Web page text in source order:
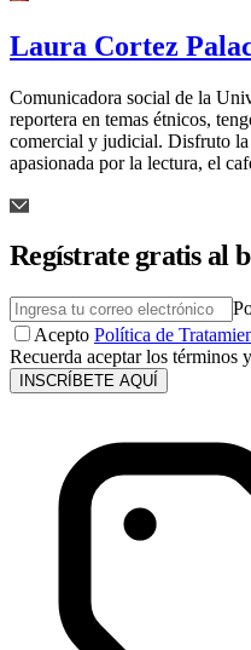
Laura Cortez
Comunicadora social de la
reportera en temas étnicos,
comercial y judicial. Disfruto la
apasionada por la lectura, el
Regístrate gratis al
Acepto Política de
Recuerda aceptar los términos
INSCRÍBETE AQUÍ